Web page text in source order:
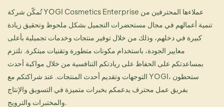
تُمكّن شركة YOGI Cosmetics Enterprise عملاءها المحترفين من
تنمية أعمالهم في مجال مستحضرات التجميل بشكل ملحوظ وتحقيق زيادة
كبيرة في دخلهم، وذلك من خلال توفير منتجات وخدمات تجميلية بأعلى
معايير الجودة، باستخدام مكونات متطورة وتقنيات مبتكرة. نلتزم
بمساعدتكم على الحفاظ على ريادتكم التنافسية من خلال مواكبة أحدث
التوجهات وتقديم أحدث المنتجات. عند شراكتكم مع YOGI، ستحظون
بفريق عمل محترف يدعمكم بخبرات متميزة في التسويق والإنتاج
والمختبرات والترويج.